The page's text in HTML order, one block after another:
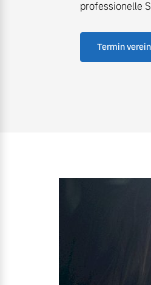
professionelle
Termin